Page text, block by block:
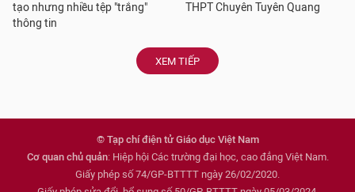
tạo nhưng nhiều tệp "trắng"
thông tin
THPT Chuyên Tuyên Quang
XEM TIẾP
© Tạp chí điện tử Giáo dục Việt Nam
Cơ quan chủ quản: Hiệp hội Các trường đại học, cao đẳng Việt Nam.
Giấy phép số 74/GP-BTTTT ngày 26/02/2020.